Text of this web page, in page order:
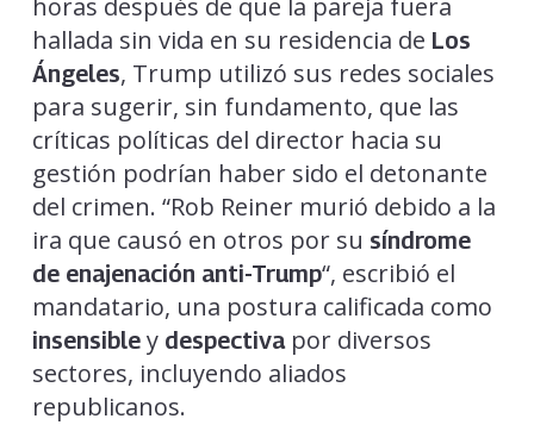
horas después de que la pareja fuera
hallada sin vida en su residencia de Los
Ángeles, Trump utilizó sus redes sociales
para sugerir, sin fundamento, que las
críticas políticas del director hacia su
gestión podrían haber sido el detonante
del crimen. “Rob Reiner murió debido a la
ira que causó en otros por su síndrome
de enajenación anti-Trump“, escribió el
mandatario, una postura calificada como
insensibley despectivapor diversos
sectores, incluyendo aliados
republicanos.